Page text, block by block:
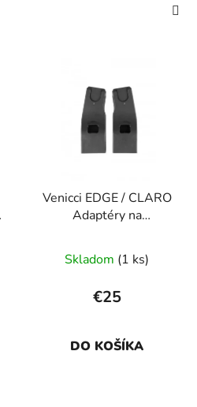
Venicci EDGE / CLARO
Adaptéry na
Skladom (1 ks)
€25
DO KOŠÍKA